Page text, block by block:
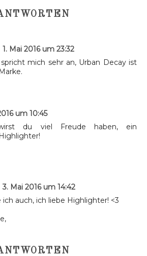
1. Mai 2016 um 23:32
mich sehr an, Urban Decay ist
um 10:45
du viel Freude haben, ein
3. Mai 2016 um 14:42
ich auch, ich liebe Highlighter! <3